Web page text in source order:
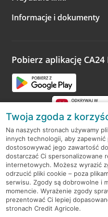
A po wizycie…
Zachęcamy do podzielenia
opinie.
Informacje i dokumenty
Pobierz aplikację
RODO
Regulamin serwisu
Mapa serwisu
PolitykaCookies
Twoja zgoda z
Na naszych stronach używamy
innych technologii, aby zapewnić
dostosowywać jego zawartość
dostarczać Ci spersonalizowane
internetowych. Możesz wyrazić
odrzucić pliki cookie – poza
serwisu. Zgody są dobrowolne i
momencie. Wyrażenie zgody
prezentować Ci lepiej
stronach Credit Agricole.